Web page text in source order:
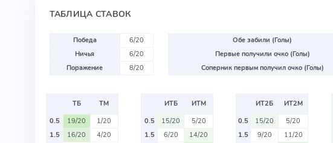
ТАБЛИЦА СТАВОК
Победа
6/20
Ничья
6/20
Поражение
8/20
Обе забили (Голы)
Первые получили очко (Голы)
Соперник первым получил очко (Голы)
ТБ
ТМ
0.5
19/20
1/20
1.5
16/20
4/20
ИТБ
ИТМ
0.5
15/20
5/20
1.5
6/20
14/20
ИТ2Б
ИТ2М
0.5
15/20
5/20
1.5
9/20
11/20